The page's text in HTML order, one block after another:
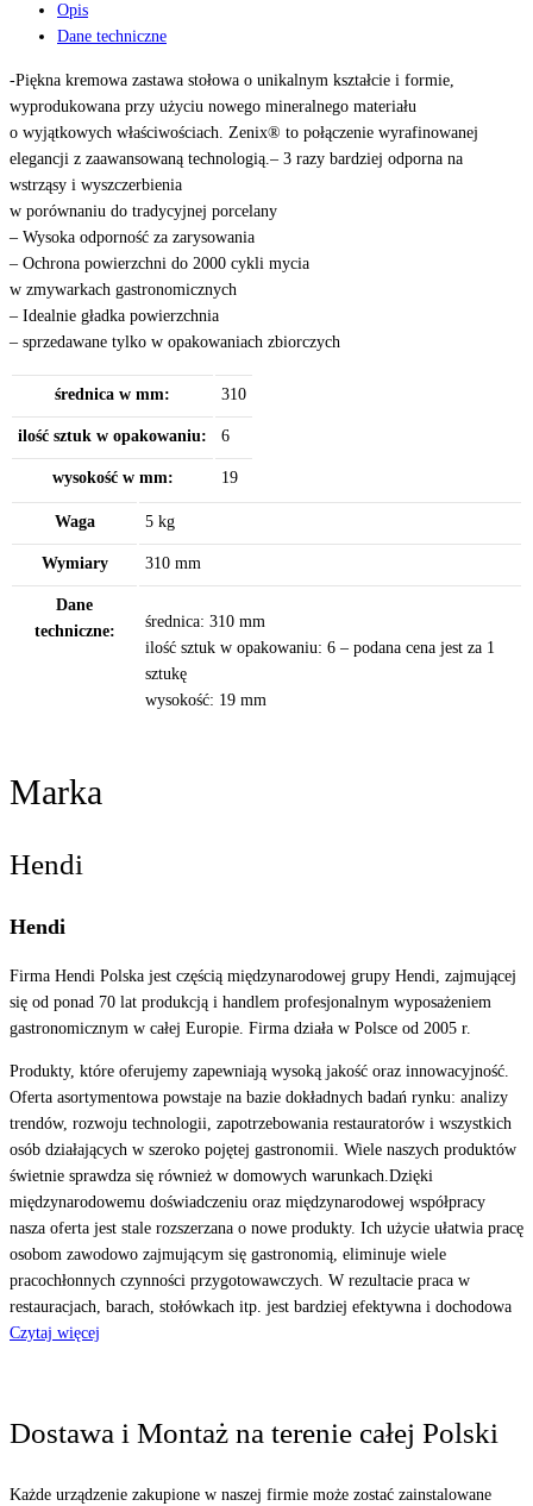
Opis
Dane techniczne
-Piękna kremowa zastawa stołowa o unikalnym kształcie i formie,
wyprodukowana przy użyciu nowego mineralnego materiału
o wyjątkowych właściwościach. Zenix® to połączenie wyrafinowanej
elegancji z zaawansowaną technologią.– 3 razy bardziej odporna na
wstrząsy i wyszczerbienia
w porównaniu do tradycyjnej porcelany
– Wysoka odporność za zarysowania
– Ochrona powierzchni do 2000 cykli mycia
w zmywarkach gastronomicznych
– Idealnie gładka powierzchnia
– sprzedawane tylko w opakowaniach zbiorczych
średnica w mm: 310
ilość sztuk w opakowaniu: 6
wysokość w mm: 19
Waga 5 kg
Wymiary 310 mm
Dane
techniczne:
średnica: 310 mm
ilość sztuk w opakowaniu: 6 – podana cena jest za 1
sztukę
wysokość: 19 mm
Marka
Hendi
Hendi
Firma Hendi Polska jest częścią międzynarodowej grupy Hendi, zajmującej
się od ponad 70 lat produkcją i handlem profesjonalnym wyposażeniem
gastronomicznym w całej Europie. Firma działa w Polsce od 2005 r.
Produkty, które oferujemy zapewniają wysoką jakość oraz innowacyjność.
Oferta asortymentowa powstaje na bazie dokładnych badań rynku: analizy
trendów, rozwoju technologii, zapotrzebowania restauratorów i wszystkich
osób działających w szeroko pojętej gastronomii. Wiele naszych produktów
świetnie sprawdza się również w domowych warunkach.Dzięki
międzynarodowemu doświadczeniu oraz międzynarodowej współpracy
nasza oferta jest stale rozszerzana o nowe produkty. Ich użycie ułatwia pracę
osobom zawodowo zajmującym się gastronomią, eliminuje wiele
pracochłonnych czynności przygotowawczych. W rezultacie praca w
restauracjach, barach, stołówkach itp. jest bardziej efektywna i dochodowa
Czytaj więcej
Dostawa i Montaż na terenie całej Polski
Każde urządzenie zakupione w naszej firmie może zostać zainstalowane